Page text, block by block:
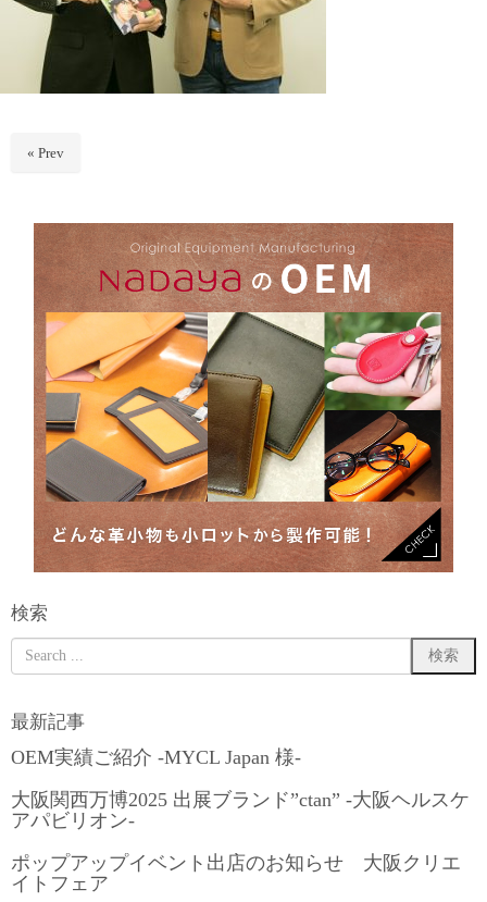
« Prev
検索
最新記事
OEM実績ご紹介 -MYCL Japan 様-
大阪関西万博2025 出展ブランド”ctan” -大阪ヘルスケ
アパビリオン-
ポップアップイベント出店のお知らせ 大阪クリエ
イトフェア